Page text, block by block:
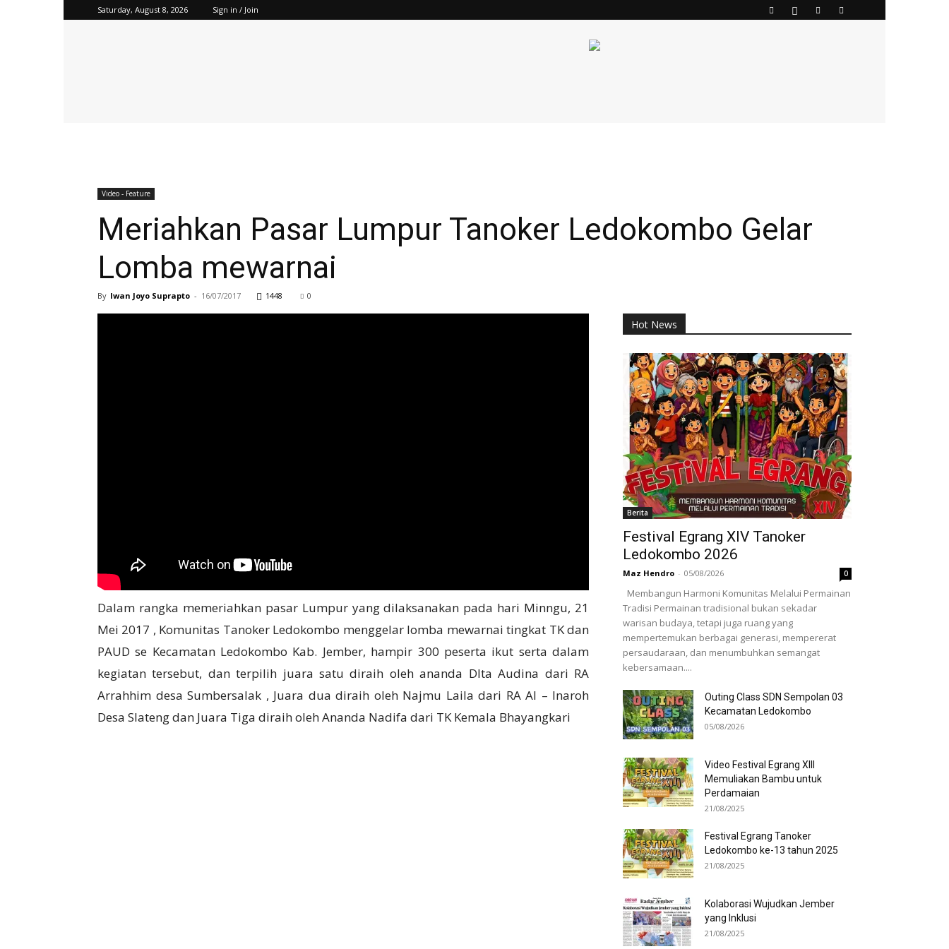
Saturday, August 8, 2026 Sign in / Join
Video - Feature
Meriahkan Pasar Lumpur Tanoker Ledokombo Gelar
Lomba mewarnai
By Iwan Joyo Suprapto - 16/07/2017 1448 0
Dalam rangka memeriahkan pasar Lumpur yang dilaksanakan pada hari Minngu, 21
Mei 2017 , Komunitas Tanoker Ledokombo menggelar lomba mewarnai tingkat TK dan
PAUD se Kecamatan Ledokombo Kab. Jember, hampir 300 peserta ikut serta dalam
kegiatan tersebut, dan terpilih juara satu diraih oleh ananda DIta Audina dari RA
Arrahhim desa Sumbersalak , Juara dua diraih oleh Najmu Laila dari RA Al – Inaroh
Desa Slateng dan Juara Tiga diraih oleh Ananda Nadifa dari TK Kemala Bhayangkari
Hot News
Berita
Festival Egrang XIV Tanoker
Ledokombo 2026
Maz Hendro - 05/08/2026 0
Membangun Harmoni Komunitas Melalui Permainan
Tradisi Permainan tradisional bukan sekadar
warisan budaya, tetapi juga ruang yang
mempertemukan berbagai generasi, mempererat
persaudaraan, dan menumbuhkan semangat
kebersamaan....
Outing Class SDN Sempolan 03
Kecamatan Ledokombo
05/08/2026
Video Festival Egrang XIII
Memuliakan Bambu untuk
Perdamaian
21/08/2025
Festival Egrang Tanoker
Ledokombo ke-13 tahun 2025
21/08/2025
Kolaborasi Wujudkan Jember
yang Inklusi
21/08/2025